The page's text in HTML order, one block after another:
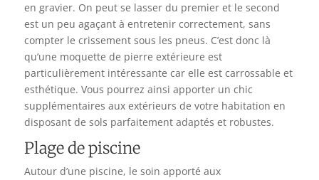
en gravier. On peut se lasser du premier et le second
est un peu agaçant à entretenir correctement, sans
compter le crissement sous les pneus. C’est donc là
qu’une moquette de pierre extérieure est
particulièrement intéressante car elle est carrossable et
esthétique. Vous pourrez ainsi apporter un chic
supplémentaires aux extérieurs de votre habitation en
disposant de sols parfaitement adaptés et robustes.
Plage de piscine
Autour d’une piscine, le soin apporté aux